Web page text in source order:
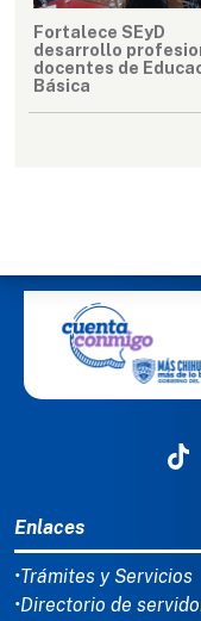
Fortalece SEyD
desarrollo
docentes de
Básica
Enlaces
•Trámites y Servicios
•Directorio de